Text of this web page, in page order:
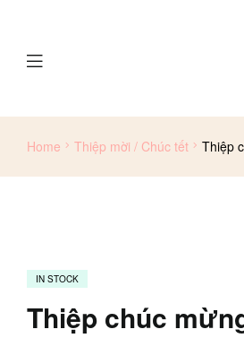
Menu
Home Thiệp mời / Chúc tết Thiệp
IN STOCK
Thiệp chúc